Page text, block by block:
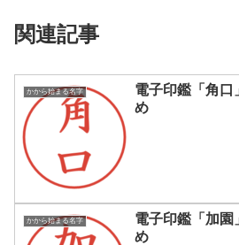
関連記事
かから始まる名字
電子印鑑「角口
め
かから始まる名字
電子印鑑「加園
め